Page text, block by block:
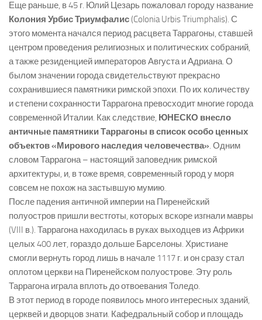
Еще раньше, в 45 г. Юлий Цезарь пожаловал городу название
Колония Урбис Триумфалис(Colonia Urbis Triumphalis). С
этого момента начался период расцвета Таррагоны, ставшей
центром проведения религиозных и политических собраний,
а также резиденцией императоров Августа и Адриана. О
былом значении города свидетельствуют прекрасно
сохранившиеся памятники римской эпохи. По их количеству
и степени сохранности Таррагона превосходит многие города
современной Италии. Как следствие, ЮНЕСКО внесло
античные памятники Таррагоны в список особо ценных
объектов «Мирового наследия человечества». Одним
словом Таррагона – настоящий заповедник римской
архитектуры, и, в тоже время, современный город у моря
совсем не похож на застывшую мумию.
После падения античной империи на Пиренейский
полуостров пришли вестготы, которых вскоре изгнали мавры
(VIII в.). Таррагона находилась в руках выходцев из Африки
целых 400 лет, гораздо дольше Барселоны. Христиане
смогли вернуть город лишь в начале 1117 г. и он сразу стал
оплотом церкви на Пиренейском полуострове. Эту роль
Таррагона играла вплоть до отвоевания Толедо.
В этот период в городе появилось много интересных зданий,
церквей и дворцов знати. Кафедральный собор и площадь